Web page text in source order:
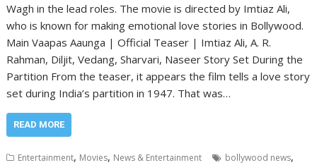
Wagh in the lead roles. The movie is directed by Imtiaz Ali,
who is known for making emotional love stories in Bollywood.
Main Vaapas Aaunga | Official Teaser | Imtiaz Ali, A. R.
Rahman, Diljit, Vedang, Sharvari, Naseer Story Set During the
Partition From the teaser, it appears the film tells a love story
set during India’s partition in 1947. That was…
READ MORE
Entertainment, Movies, News & Entertainment bollywood news,